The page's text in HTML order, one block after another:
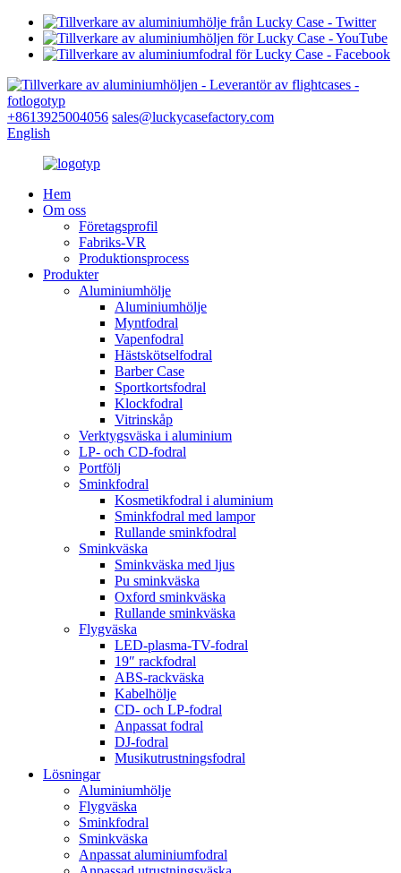
+8613925004056 sales@luckycasefactory.com
English
Hem
Om oss
Företagsprofil
Fabriks-VR
Produktionsprocess
Produkter
Aluminiumhölje
Aluminiumhölje
Myntfodral
Vapenfodral
Hästskötselfodral
Barber Case
Sportkortsfodral
Klockfodral
Vitrinskåp
Verktygsväska i aluminium
LP- och CD-fodral
Portfölj
Sminkfodral
Kosmetikfodral i aluminium
Sminkfodral med lampor
Rullande sminkfodral
Sminkväska
Sminkväska med ljus
Pu sminkväska
Oxford sminkväska
Rullande sminkväska
Flygväska
LED-plasma-TV-fodral
19″ rackfodral
ABS-rackväska
Kabelhölje
CD- och LP-fodral
Anpassat fodral
DJ-fodral
Musikutrustningsfodral
Lösningar
Aluminiumhölje
Flygväska
Sminkfodral
Sminkväska
Anpassat aluminiumfodral